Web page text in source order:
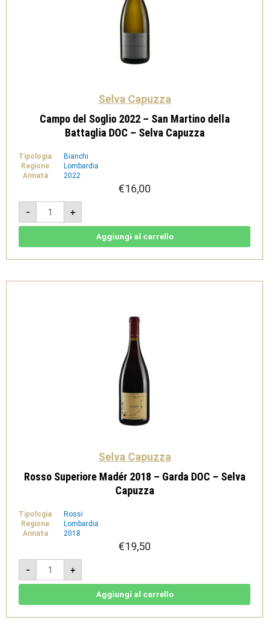
Selva Capuzza
Campo del Soglio 2022 – San Martino della
Battaglia DOC – Selva Capuzza
Tipologia
Bianchi
Regione
Lombardia
Annata
2022
€16,00
-
Campo
Soglio
2022
della
-
+
Aggiungi al carrello
Selva Capuzza
Rosso Superiore Madér 2018 – Garda DOC – Selva
Capuzza
Tipologia
Rossi
Regione
Lombardia
Annata
2018
€19,50
-
Rosso
Superiore
Madér
2018
-
+
Aggiungi al carrello